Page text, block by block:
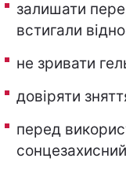
залишати
встигали
не зривати
довіряти
перед